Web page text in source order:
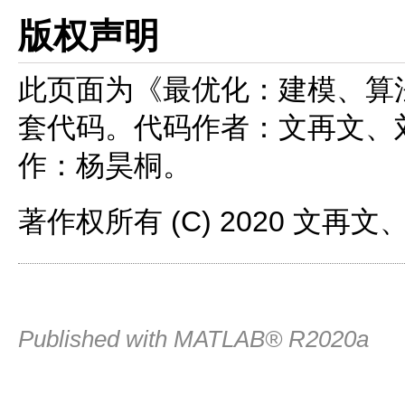
版权声明
此页面为《最优化：建模、
套代码。代码作者：文再文
作：杨昊桐。
著作权所有 (C) 2020 文再文
Published with MATLAB® R2020a